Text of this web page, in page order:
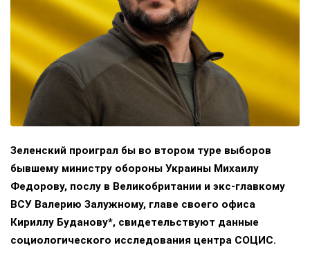
Зеленский проиграл бы во втором туре выборов
бывшему министру обороны Украины Михаилу
Федорову, послу в Великобритании и экс-главкому
ВСУ Валерию Залужному, главе своего офиса
Кириллу Буданову*, свидетельствуют данные
социологического исследования центра СОЦИС.